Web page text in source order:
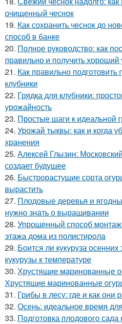
очищенный чеснок
19. Как сохранить чеснок до
способ в банке
20. Полное руководство: как
правильно и получить хороший
21. Как правильно подготовить
клубники
22. Грядка для клубники:
урожайность
23. Простые шаги к идеальной
24. Урожай тыквы: как и когда
хранения
25. Алексей Глызин:
создает будущее
26. Быстрорастущие сорта
вырастить
27. Плодовые деревья и
нужно знать о выращивании
28. Упрощенный способ
этажа дома из полистирола
29. Боится ли кукуруза
кукурузы к температуре
30. Хрустящие маринованные
Хрустящие маринованные
31. Грибы в лесу: где и как они
32. Осень: идеальное время
33. Подготовка плодового